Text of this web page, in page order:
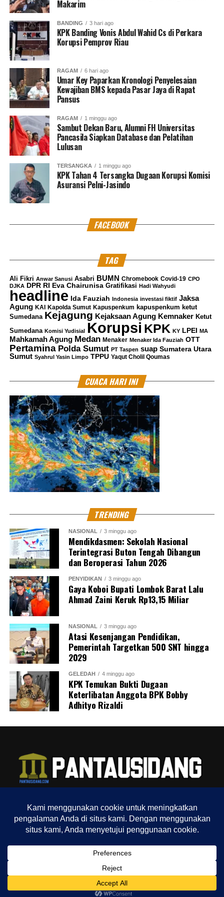
SHARE TWEET
UP NEXT
Polda Sumut Bongkar Kasus Penipuan Rekrutmen
Pegawai PDAM
DON'T MISS
Menaker Raih Austrian Constantinus Award 2022
MES Dono
North Jakarta Journalist
Makarim
BANDING 3 hari ago
KPK Banding Vonis Abdul Wahid Cs di Perkara
Korupsi Pemprov Riau
RAGAM 6 hari ago
Umar Key Paparkan Kronologi Penyelesaian
Kewajiban BMS kepada Pasar Jaya di Rapat
Pansus
RAGAM 1 minggu ago
Sambut Dekan Baru, Alumni FH Universitas
Pancasila Siapkan Database dan Pelatihan
Lulusan
TERSANGKA 1 minggu ago
KPK Tahan 4 Tersangka Dugaan Korupsi Komisi
Asuransi Pelni-Jasindo
FACEBOOK
TAG
Ali Fikri Anwar Sanusi Asabri BUMN Chromebook Covid-19 CPO
DJKA DPR RI Eva Chairunisa Gratifikasi Hadi Wahyudi
headline Ida Fauziah Indonesia investasi fiktif Jaksa
Agung KAI Kapolda Sumut Kapuspenkum kapuspenkum ketut
Sumedana Kejagung Kejaksaan Agung Kemnaker Ketut
Sumedana Komisi Yudisial Korupsi KPK KY LPEI MA
Mahkamah Agung Medan Menaker Menaker Ida Fauziah OTT
Pertamina Polda Sumut PT Taspen suap Sumatera Utara
Sumut Syahrul Yasin Limpo TPPU Yaqut Cholil Qoumas
CUACA HARI INI
TRENDING
NASIONAL 3 minggu ago
Mendikdasmen: Sekolah Nasional
Terintegrasi Buton Tengah Dibangun
dan Beroperasi Tahun 2026
PENYIDIKAN 3 minggu ago
Gaya Koboi Bupati Lombok Barat Lalu
Ahmad Zaini Keruk Rp13,15 Miliar
NASIONAL 3 minggu ago
Atasi Kesenjangan Pendidikan,
Pemerintah Targetkan 500 SNT hingga
2029
GELEDAH 4 minggu ago
KPK Temukan Bukti Dugaan
Keterlibatan Anggota BPK Bobby
Adhityo Rizaldi
YOUTUBE CHANNEL
Copyright © 2022 Pantausidang.com